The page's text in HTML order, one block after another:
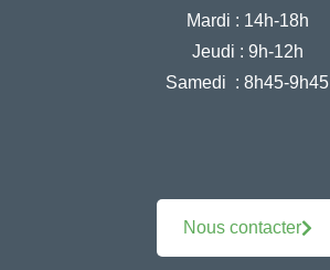
Mardi : 14h-18h
Jeudi : 9h-12h
Samedi : 8h45-9h45
Nous contacter